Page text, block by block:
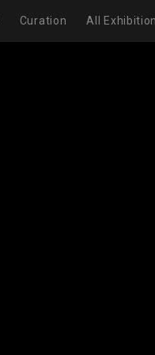
Curation All